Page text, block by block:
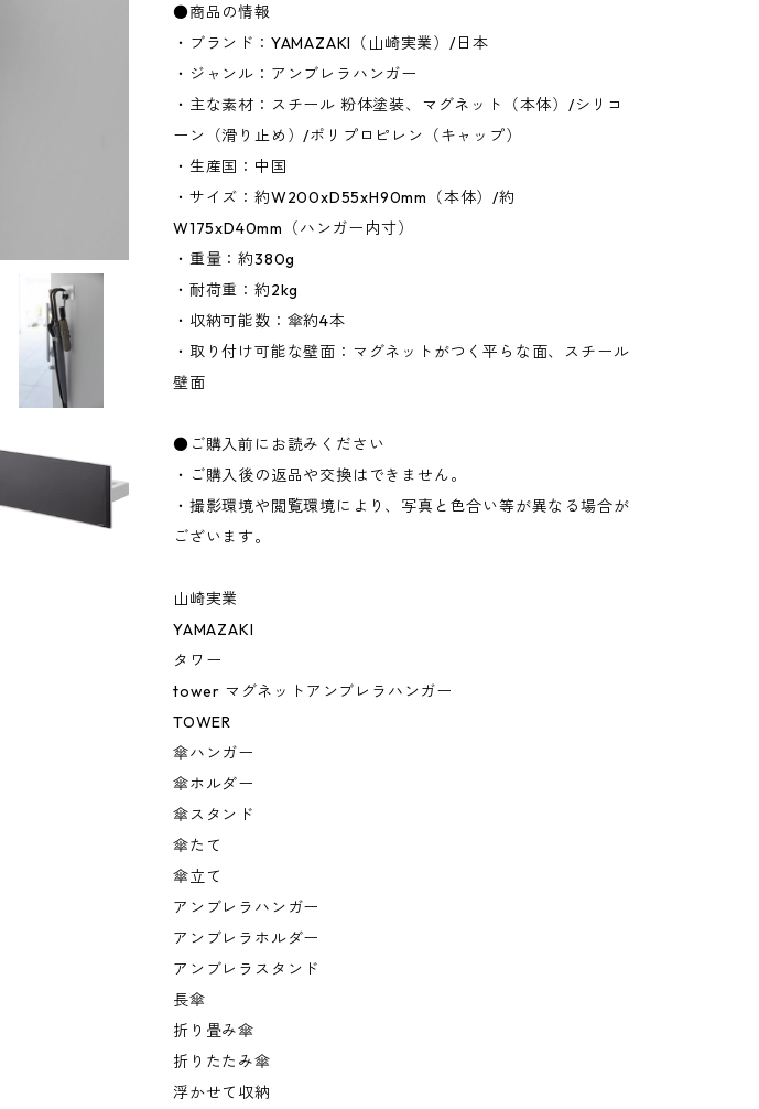
●商品の情報
・ブランド：YAMAZAKI（山崎実業）/日本
・ジャンル：アンブレラハンガー
・主な素材：スチール 粉体塗装、マグネット（本体）/シリコ
ーン（滑り止め）/ポリプロピレン（キャップ）
・生産国：中国
・サイズ：約W200xD55xH90mm（本体）/約
W175xD40mm（ハンガー内寸）
・重量：約380g
・耐荷重：約2kg
・収納可能数：傘約4本
・取り付け可能な壁面：マグネットがつく平らな面、スチール
壁面
●ご購入前にお読みください
・ご購入後の返品や交換はできません。
・撮影環境や閲覧環境により、写真と色合い等が異なる場合が
ございます。
山崎実業
YAMAZAKI
タワー
tower マグネットアンブレラハンガー
TOWER
傘ハンガー
傘ホルダー
傘スタンド
傘たて
傘立て
アンブレラハンガー
アンブレラホルダー
アンブレラスタンド
長傘
折り畳み傘
折りたたみ傘
浮かせて収納